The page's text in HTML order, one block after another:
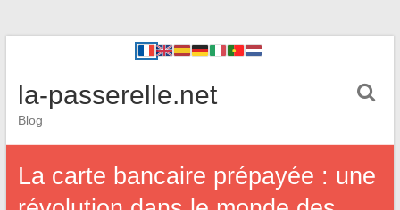
la-passerelle.net
Blog
La carte bancaire prépayée : une